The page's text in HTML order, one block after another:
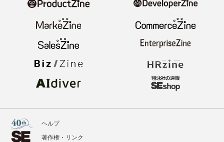
ヘルプ
著作権・リンク